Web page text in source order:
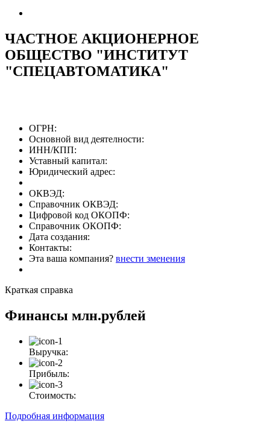
ЧАСТНОЕ АКЦИОНЕРНОЕ
ОБЩЕСТВО "ИНСТИТУТ
"СПЕЦАВТОМАТИКА"
ОГРН:
Основной вид деятелности:
ИНН/КПП:
Уставный капитал:
Юридический адрес:
ОКВЭД:
Справочник ОКВЭД:
Цифровой код ОКОПФ:
Справочник ОКОПФ:
Дата создания:
Контакты:
Эта ваша компания? внести зменения
Краткая справка
Финансы млн.рублей
Выручка:
Прибыль:
Стоимость:
Подробная информация